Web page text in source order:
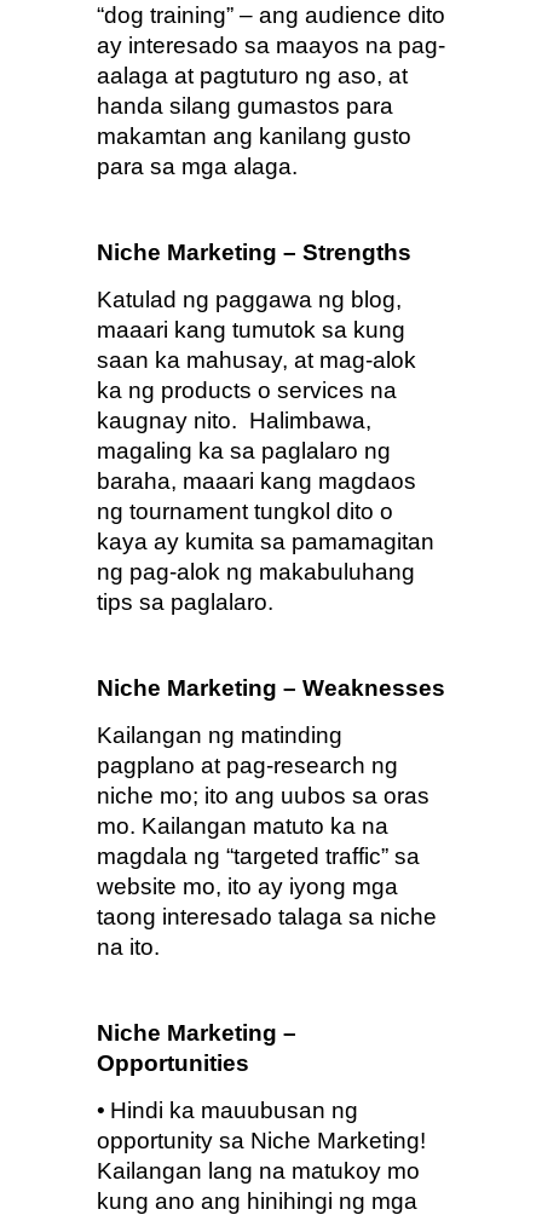
“dog training” – ang audience dito
ay interesado sa maayos na pag-
aalaga at pagtuturo ng aso, at
handa silang gumastos para
makamtan ang kanilang gusto
para sa mga alaga.
Niche Marketing – Strengths
Katulad ng paggawa ng blog,
maaari kang tumutok sa kung
saan ka mahusay, at mag-alok
ka ng products o services na
kaugnay nito.  Halimbawa,
magaling ka sa paglalaro ng
baraha, maaari kang magdaos
ng tournament tungkol dito o
kaya ay kumita sa pamamagitan
ng pag-alok ng makabuluhang
tips sa paglalaro.
Niche Marketing – Weaknesses
Kailangan ng matinding
pagplano at pag-research ng
niche mo; ito ang uubos sa oras
mo. Kailangan matuto ka na
magdala ng “targeted traffic” sa
website mo, ito ay iyong mga
taong interesado talaga sa niche
na ito.
Niche Marketing –
Opportunities
• Hindi ka mauubusan ng
opportunity sa Niche Marketing!
Kailangan lang na matukoy mo
kung ano ang hinihingi ng mga